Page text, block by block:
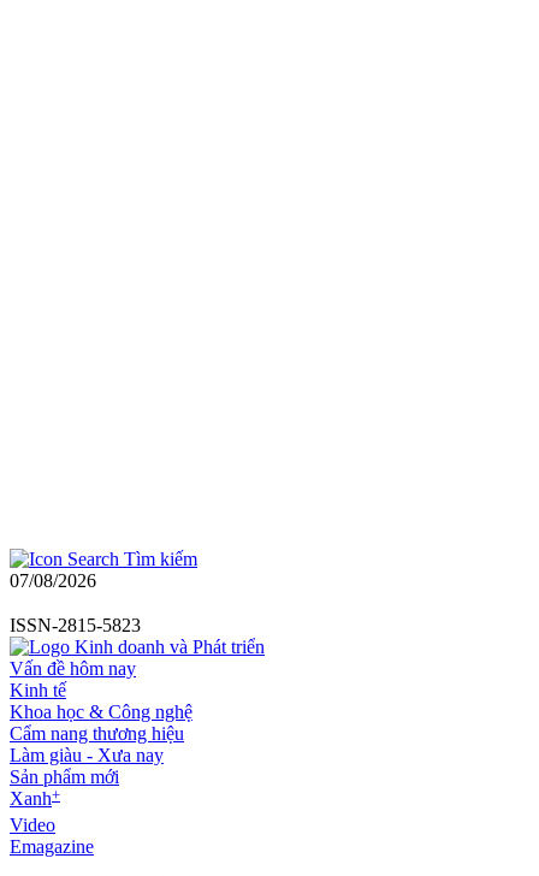
Tìm kiếm
07/08/2026
ISSN-2815-5823
Vấn đề hôm nay
Kinh tế
Khoa học & Công nghệ
Cẩm nang thương hiệu
Làm giàu - Xưa nay
Sản phẩm mới
Xanh+
Video
Emagazine